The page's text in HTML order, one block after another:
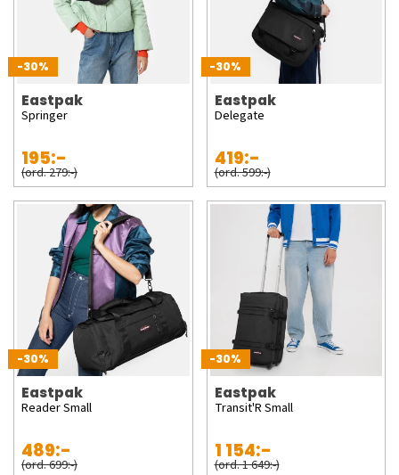
-30%
Eastpak
Springer
195:-
(ord. 279:-)
-30%
Eastpak
Delegate
419:-
(ord. 599:-)
-30%
Eastpak
Reader Small
489:-
(ord. 699:-)
-30%
Eastpak
Transit'R Small
1 154:-
(ord. 1 649:-)